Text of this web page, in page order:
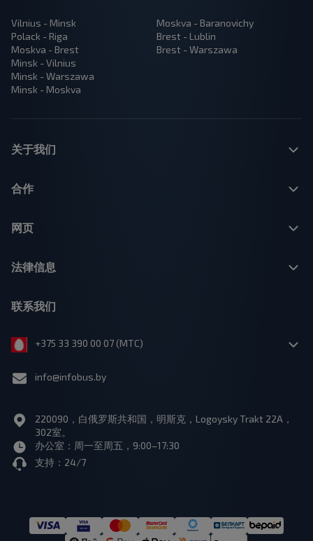
Vilnius - Minsk
Polack - Riga
Moskva - Brest
Minsk - Vilnius
Minsk - Warszawa
Minsk - Moskva
Moskva - Baranovichy
Brest - Lublin
Brest - Warszawa
关于我们
合作
网页
法律信息
联系我们
+375 33 390 00 07 (МТС)
info@infobus.by
220090，白俄罗斯共和国，明斯克，Logoysky Trakt 22A，
302室。
办公室：周一至周五，9:00–17:30
支持：24/7